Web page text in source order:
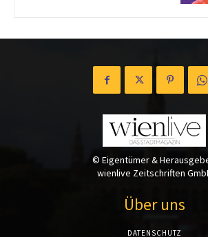
© Eigentümer &
wienlive Zeitschriften
Über uns
DATENSCHUTZ